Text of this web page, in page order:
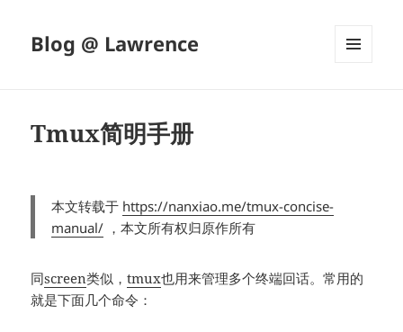
Blog @ Lawrence
Tmux简明手册
本文转载于 https://nanxiao.me/tmux-concise-
manual/，本文所有权归原作所有
同screen类似，tmux也用来管理多个终端回话。常用的
就是下面几个命令：